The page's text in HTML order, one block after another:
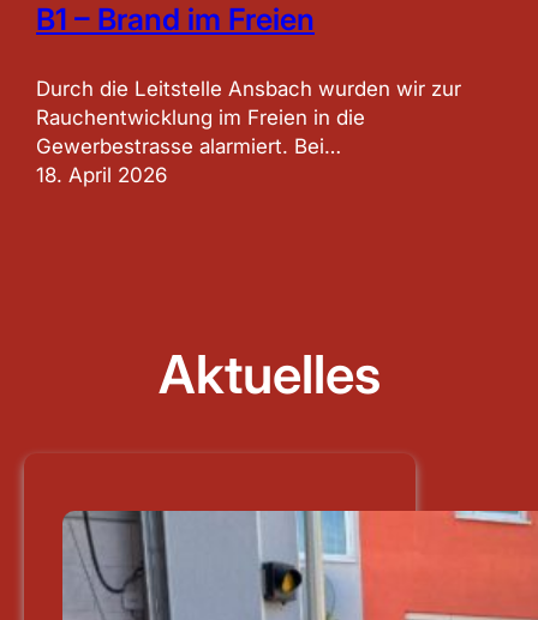
B1 – Brand im Freien
Durch die Leitstelle Ansbach wurden wir zur
Rauchentwicklung im Freien in die
Gewerbestrasse alarmiert. Bei…
18. April 2026
Aktuelles